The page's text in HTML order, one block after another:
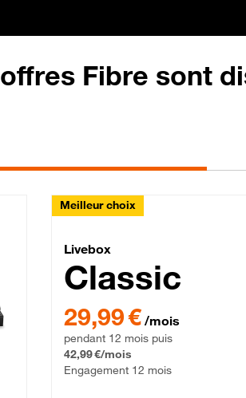
Fibre sont
Lite Fibre
Meilleur choix
Livebox
Livebox
Classic
29,99 € par mois pendant 12 mois
29,99 € /mois
pendant 12 mois puis
42,99 €/mois
Engagement 12 mois